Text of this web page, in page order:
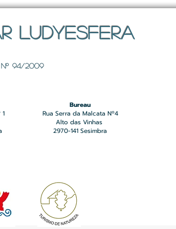
LUDYESFERA
94/2009
Bureau
Rua Serra da Malcata Nº4
Alto das Vinhas
2970-141 Sesimbra